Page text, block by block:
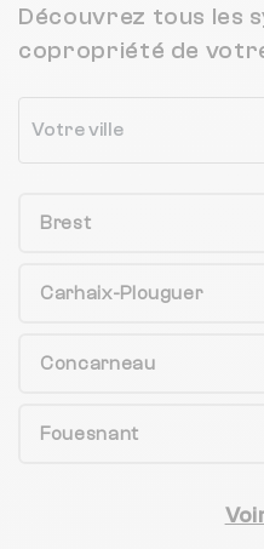
Découvrez tous les
copropriété de
Brest
Carhaix-Plouguer
Concarneau
Fouesnant